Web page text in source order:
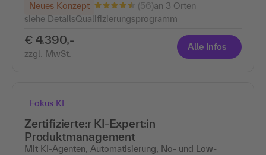
Neues Konzept
(56)an 3 Orten
siehe DetailsQualifizierungsprogramm
€ 4.390,-
zzgl. MwSt.
Alle Infos
Fokus KI
Zertifizierte:r KI-Expert:in
Produktmanagement
Mit KI-Agenten, Automatisierung, No- und Low-